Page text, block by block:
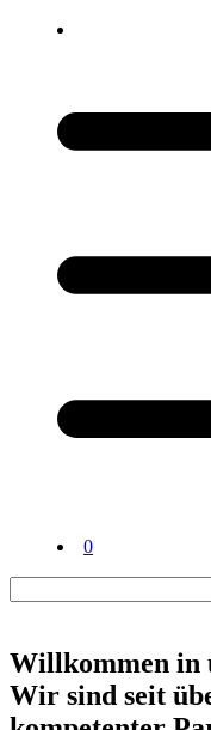
0
Willkommen in
Wir sind seit